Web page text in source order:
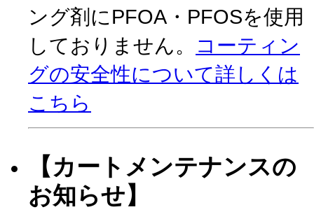
ング剤にPFOA・PFOSを使用
しておりません。
コーティン
グの安全性について詳しくは
こちら
【カートメンテナンスの
お知らせ】